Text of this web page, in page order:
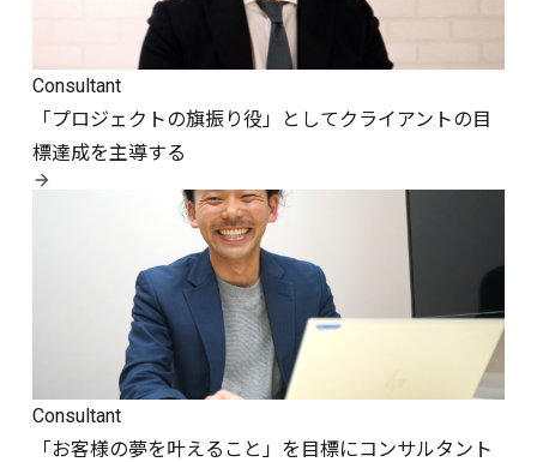
Consultant
「プロジェクトの旗振り役」としてクライアントの目
標達成を主導する
Consultant
「お客様の夢を叶えること」を目標にコンサルタント